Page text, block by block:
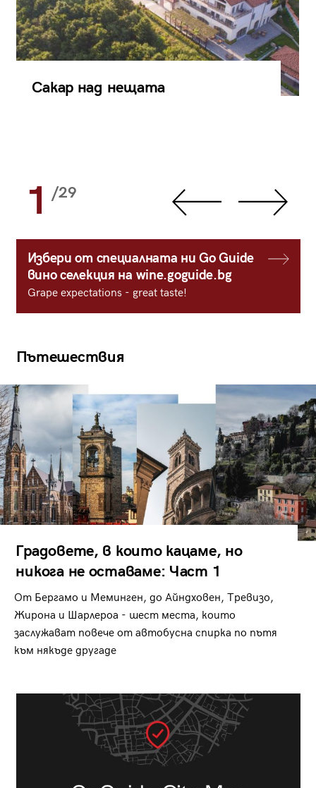
Сакар над нещата
1 /29
Избери от специалната ни Go Guide
вино селекция на wine.goguide.bg
Grape expectations - great taste!
Пътешествия
Градовете, в които кацаме, но
никога не оставаме: Част 1
От Бергамо и Меминген, до Айндховен, Тревизо,
Жирона и Шарлероа - шест места, които
заслужават повече от автобусна спирка по пътя
към някъде другаде